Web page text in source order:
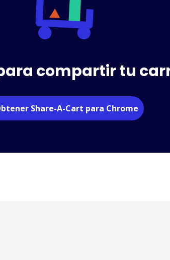
compartir tu
Share-A-Cart para Chrome